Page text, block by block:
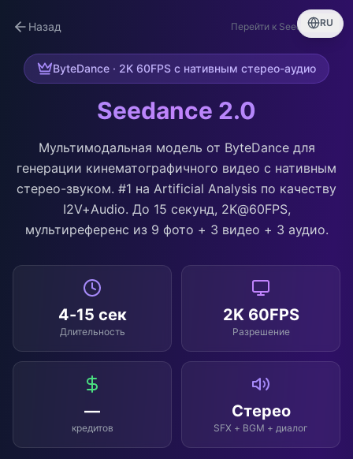
Назад Перейти к Seedance 2.0
ByteDance · 2K 60FPS с нативным стерео-аудио
Seedance 2.0
Мультимодальная модель от ByteDance для
генерации кинематографичного видео с нативным
стерео-звуком. #1 на Artificial Analysis по качеству
I2V+Audio. До 15 секунд, 2K@60FPS,
мультиреференс из 9 фото + 3 видео + 3 аудио.
4-15 сек
Длительность
2K 60FPS
Разрешение
—
кредитов
Стерео
SFX + BGM + диалог
RU